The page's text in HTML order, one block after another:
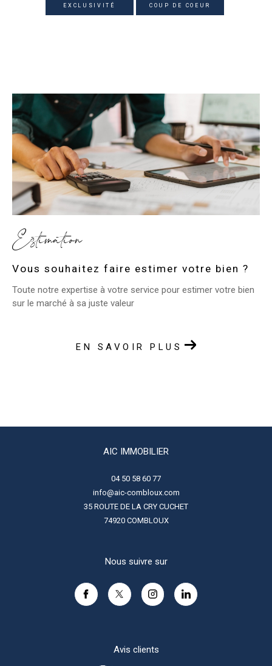
EXCLUSIVITÉ COUP DE COEUR
Estimation
Vous souhaitez faire estimer votre bien ?
Toute notre expertise à votre service pour estimer votre bien
sur le marché à sa juste valeur
EN SAVOIR PLUS
AIC IMMOBILIER
04 50 58 60 77
info@aic-combloux.com
35 ROUTE DE LA CRY CUCHET
74920
COMBLOUX
Nous suivre sur
Avis clients